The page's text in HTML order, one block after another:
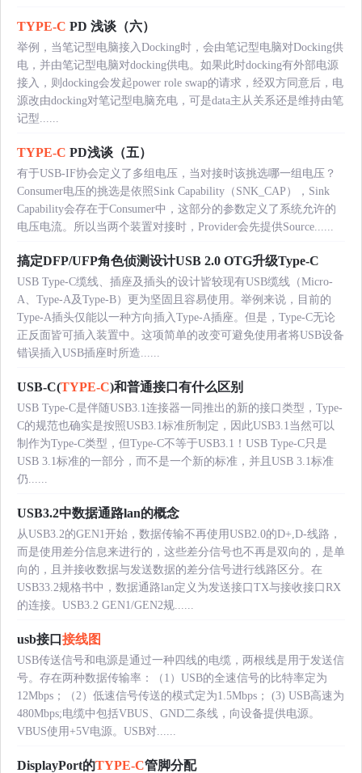
TYPE-C PD 浅谈（六）
举例，当笔记型电脑接入Docking时，会由笔记型电脑对Docking供
电，并由笔记型电脑对docking供电。如果此时docking有外部电源
接入，则docking会发起power role swap的请求，经双方同意后，电
源改由docking对笔记型电脑充电，可是data主从关系还是维持由笔
记型......
TYPE-C PD浅谈（五）
有于USB-IF协会定义了多组电压，当对接时该挑选哪一组电压？
Consumer电压的挑选是依照Sink Capability（SNK_CAP），Sink
Capability会存在于Consumer中，这部分的参数定义了系统允许的
电压电流。所以当两个装置对接时，Provider会先提供Source......
搞定DFP/UFP角色侦测设计USB 2.0 OTG升级Type-C
USB Type-C缆线、插座及插头的设计皆较现有USB缆线（Micro-
A、Type-A及Type-B）更为坚固且容易使用。举例来说，目前的
Type-A插头仅能以一种方向插入Type-A插座。但是，Type-C无论
正反面皆可插入装置中。这项简单的改变可避免使用者将USB设备
错误插入USB插座时所造......
USB-C(TYPE-C)和普通接口有什么区别
USB Type-C是伴随USB3.1连接器一同推出的新的接口类型，Type-
C的规范也确实是按照USB3.1标准所制定，因此USB3.1当然可以
制作为Type-C类型，但Type-C不等于USB3.1！USB Type-C只是
USB 3.1标准的一部分，而不是一个新的标准，并且USB 3.1标准
仍......
USB3.2中数据通路lan的概念
从USB3.2的GEN1开始，数据传输不再使用USB2.0的D+,D-线路，
而是使用差分信息来进行的，这些差分信号也不再是双向的，是单
向的，且并接收数据与发送数据的差分信号进行线路区分。在
USB33.2规格书中，数据通路lan定义为发送接口TX与接收接口RX
的连接。USB3.2 GEN1/GEN2规......
usb接口 接线图
USB传送信号和电源是通过一种四线的电缆，两根线是用于发送信
号。存在两种数据传输率：（1）USB的全速信号的比特率定为
12Mbps；（2）低速信号传送的模式定为1.5Mbps； (3) USB高速为
480Mbps;电缆中包括VBUS、GND二条线，向设备提供电源。
VBUS使用+5V电源。USB对......
DisplayPort的TYPE-C管脚分配